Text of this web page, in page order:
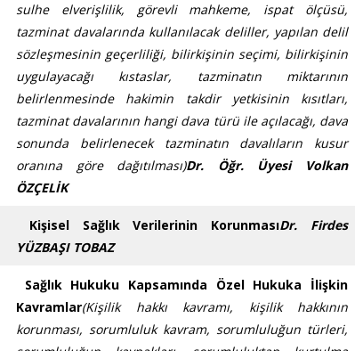
sulhe elverişlilik, görevli mahkeme, ispat ölçüsü,
tazminat davalarında kullanılacak deliller, yapılan delil
sözleşmesinin geçerliliği, bilirkişinin seçimi, bilirkişinin
uygulayacağı kıstaslar, tazminatın miktarının
belirlenmesinde hakimin takdir yetkisinin kısıtları,
tazminat davalarının hangi dava türü ile açılacağı, dava
sonunda belirlenecek tazminatın davalıların kusur
oranına göre dağıtılması)Dr. Öğr. Üyesi Volkan
ÖZÇELİK
Kişisel Sağlık Verilerinin KorunmasıDr. Firdes
YÜZBAŞI TOBAZ
Sağlık Hukuku Kapsamında Özel Hukuka İlişkin
Kavramlar(Kişilik hakkı kavramı, kişilik hakkının
korunması, sorumluluk kavram, sorumluluğun türleri,